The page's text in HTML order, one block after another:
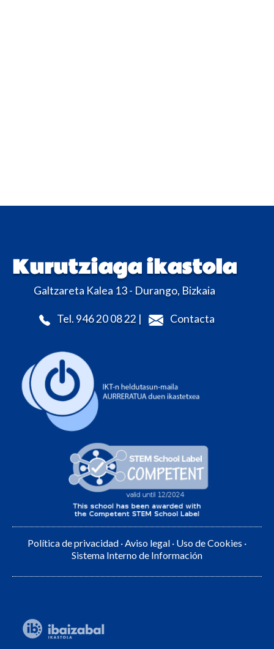
Kurutziaga ikastola
Galtzareta Kalea 13 - Durango, Bizkaia
Tel. 946 20 08 22 | Contacta
Política de privacidad ·Aviso legal · Uso de Cookies ·
Sistema Interno de Información